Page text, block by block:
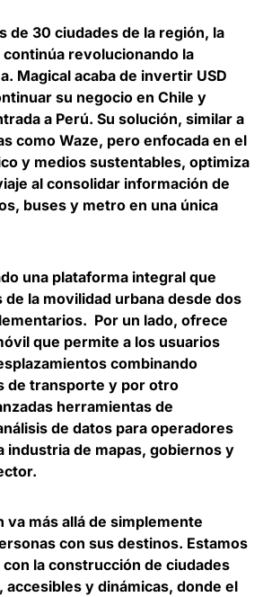
de 30 ciudades de la región, la
revolucionando la
. Magical acaba de invertir USD
su negocio en Chile y
a Perú. Su solución, similar a
como Waze, pero enfocada en el
y medios sustentables, optimiza
al consolidar información de
buses y metro en una única
una plataforma integral que
la movilidad urbana desde dos
. Por un lado, ofrece
que permite a los usuarios
combinando
de transporte y por otro
herramientas de
de datos para operadores
industria de mapas, gobiernos y
va más allá de simplemente
con sus destinos. Estamos
la construcción de ciudades
accesibles y dinámicas, donde el